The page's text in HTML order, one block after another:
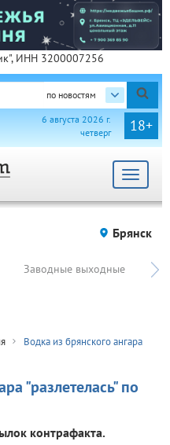
ИНН 3200007256
по новостям
18+
6 августа 2026 г.
четверг
Toggle
Брянск
Заводные выходные
Водка из брянского ангара
"разлетелась" по
контрафакта.